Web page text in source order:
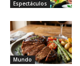
Espectáculos
Mundo